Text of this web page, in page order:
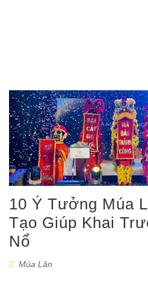
10 Ý Tưởng Múa
Tạo Giúp Khai
Nổ
Múa Lân